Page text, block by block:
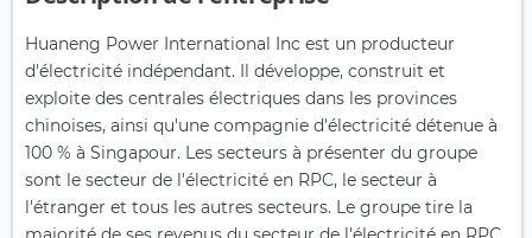
Huaneng Power International Inc est un producteur
d'électricité indépendant. Il développe, construit et
exploite des centrales électriques dans les provinces
chinoises, ainsi qu'une compagnie d'électricité détenue à
100 % à Singapour. Les secteurs à présenter du groupe
sont le secteur de l'électricité en RPC, le secteur à
l'étranger et tous les autres secteurs. Le groupe tire la